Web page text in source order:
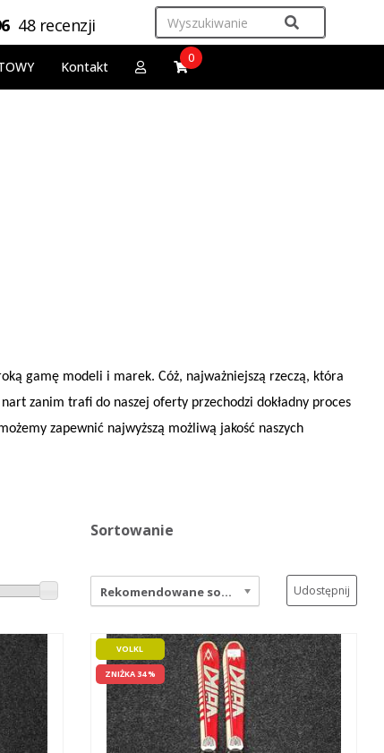
48 recenzji
Kontakt
0
gamę modeli i marek. Cóż, najważniejszą rzeczą, która
nart zanim trafi do naszej oferty przechodzi dokładny proces
zapewnić najwyższą możliwą jakość naszych
Sortowanie
Rekomendowane sortowanie Udostępnij
VOLKL
ZNIŻKA 34 %